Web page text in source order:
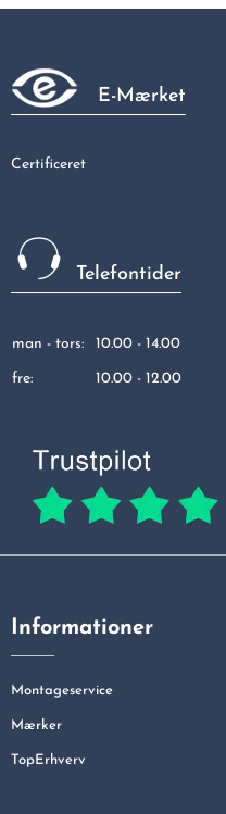
20,98 kr
E-Mærket
Certificeret
Telefontider
man - tors: 10.00 - 14.00
fre: 10.00 - 12.00
Informationer
Montageservice
Mærker
TopErhverv